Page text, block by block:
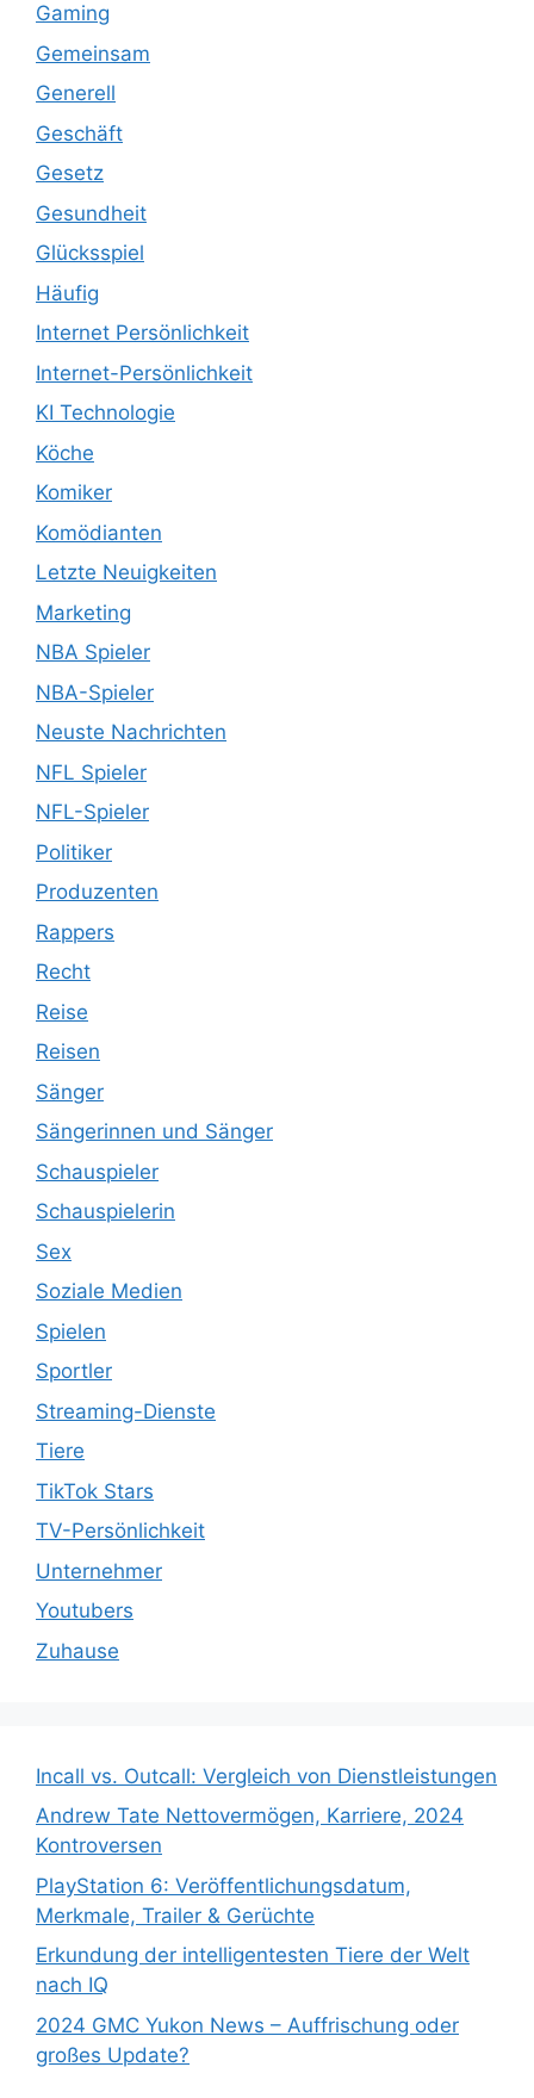
Gaming
Gemeinsam
Generell
Geschäft
Gesetz
Gesundheit
Glücksspiel
Häufig
Internet Persönlichkeit
Internet-Persönlichkeit
KI Technologie
Köche
Komiker
Komödianten
Letzte Neuigkeiten
Marketing
NBA Spieler
NBA-Spieler
Neuste Nachrichten
NFL Spieler
NFL-Spieler
Politiker
Produzenten
Rappers
Recht
Reise
Reisen
Sänger
Sängerinnen und Sänger
Schauspieler
Schauspielerin
Sex
Soziale Medien
Spielen
Sportler
Streaming-Dienste
Tiere
TikTok Stars
TV-Persönlichkeit
Unternehmer
Youtubers
Zuhause
Incall vs. Outcall: Vergleich von Dienstleistungen
Andrew Tate Nettovermögen, Karriere, 2024
Kontroversen
PlayStation 6: Veröffentlichungsdatum,
Merkmale, Trailer & Gerüchte
Erkundung der intelligentesten Tiere der Welt
nach IQ
2024 GMC Yukon News – Auffrischung oder
großes Update?